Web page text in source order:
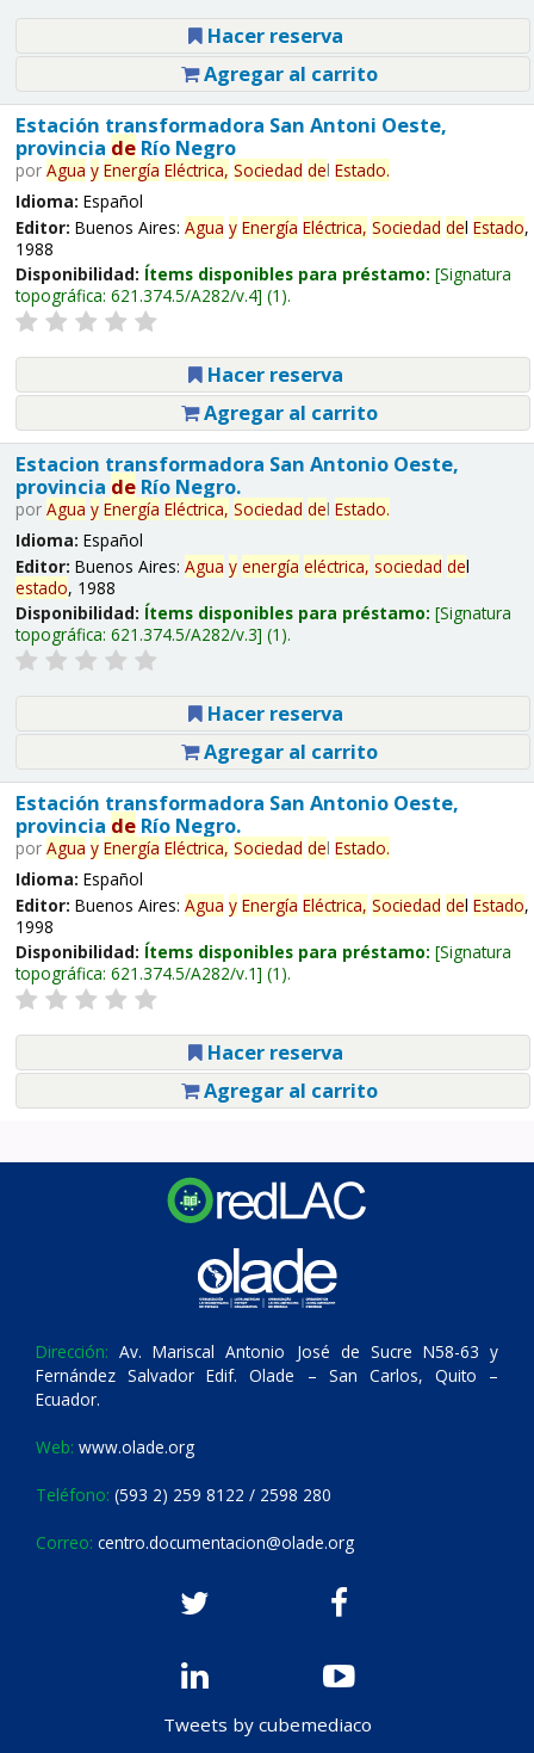
Hacer reserva
Agregar al carrito
Estación transformadora San Antoni Oeste,
provincia deRío Negro
por Agua y Energía Eléctrica, Sociedad del Estado.
Idioma: Español
Editor: Buenos Aires: Agua y Energía Eléctrica, Sociedad del Estado,
1988
Disponibilidad: Ítems disponibles para préstamo: Signatura
topográfica: 621.374.5/A282/v.4 (1).
Hacer reserva
Agregar al carrito
Estacion transformadora San Antonio Oeste,
provincia deRío Negro.
por Agua y Energía Eléctrica, Sociedad del Estado.
Idioma: Español
Editor: Buenos Aires: Agua y energía eléctrica, sociedad del
estado, 1988
Disponibilidad: Ítems disponibles para préstamo: Signatura
topográfica: 621.374.5/A282/v.3 (1).
Hacer reserva
Agregar al carrito
Estación transformadora San Antonio Oeste,
provincia deRío Negro.
por Agua y Energía Eléctrica, Sociedad del Estado.
Idioma: Español
Editor: Buenos Aires: Agua y Energía Eléctrica, Sociedad del Estado,
1998
Disponibilidad: Ítems disponibles para préstamo: Signatura
topográfica: 621.374.5/A282/v.1 (1).
Hacer reserva
Agregar al carrito
Dirección: Av. Mariscal Antonio José de Sucre N58-63 y
Fernández Salvador Edif. Olade – San Carlos, Quito –
Ecuador.
Web: www.olade.org
Teléfono: (593 2) 259 8122 / 2598 280
Correo: centro.documentacion@olade.org
Tweets by cubemediaco